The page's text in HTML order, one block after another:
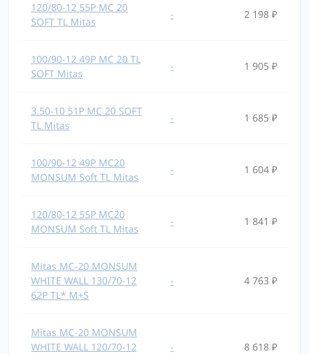
120/80-12 55P MC 20
SOFT TL Mitas
- 2 198 ₽
100/90-12 49P MC 20 TL
SOFT Mitas
- 1 905 ₽
3.50-10 51P MC 20 SOFT
TL Mitas
- 1 685 ₽
100/90-12 49P MC20
MONSUM Soft TL Mitas
- 1 604 ₽
120/80-12 55P MC20
MONSUM Soft TL Mitas
- 1 841 ₽
Mitas MC-20 MONSUM
WHITE WALL 130/70-12
62P TL* M+S
- 4 763 ₽
Mitas MC-20 MONSUM
WHITE WALL 120/70-12
- 8 618 ₽